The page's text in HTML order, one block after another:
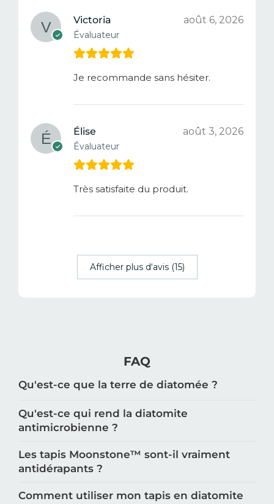
Victoria
Évaluateur
août 6, 2026
Je recommande sans hésiter.
Élise
Évaluateur
août 3, 2026
Très satisfaite du produit.
Afficher plus d‘avis (15)
FAQ
Qu'est-ce que la terre de diatomée ?
Qu'est-ce qui rend la diatomite
antimicrobienne ?
Les tapis Moonstone™️ sont-il vraiment
antidérapants ?
Comment utiliser mon tapis en diatomite